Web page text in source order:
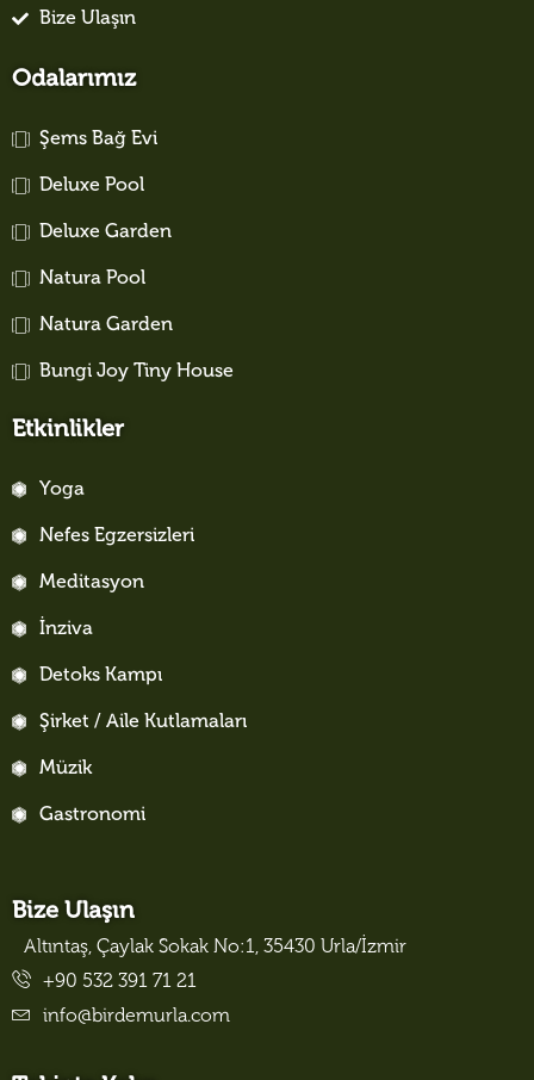
Bize Ulaşın
Odalarımız
Şems Bağ Evi
Deluxe Pool
Deluxe Garden
Natura Pool
Natura Garden
Bungi Joy Tiny House
Etkinlikler
Yoga
Nefes Egzersizleri
Meditasyon
İnziva
Detoks Kampı
Şirket / Aile Kutlamaları
Müzik
Gastronomi
Bize Ulaşın
Altıntaş, Çaylak Sokak No:1, 35430 Urla/İzmir
+90 532 391 71 21
info@birdemurla.com